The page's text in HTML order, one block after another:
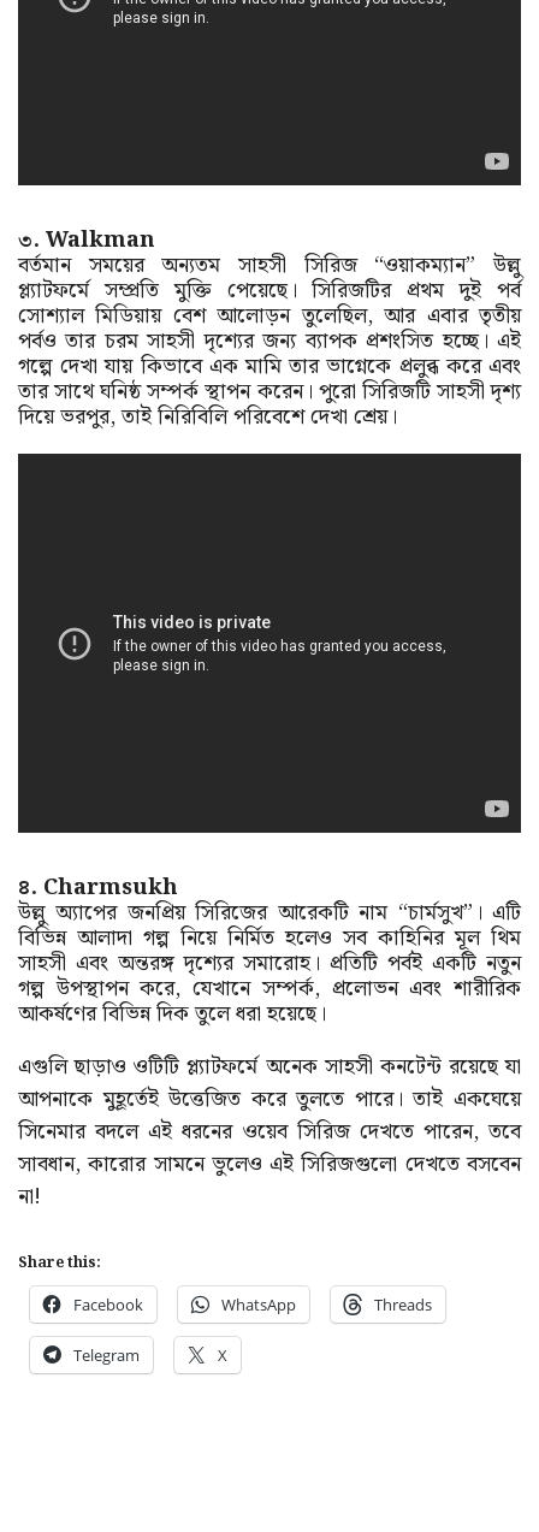
৩. Walkman
বর্তমান সময়ের অন্যতম সাহসী সিরিজ “ওয়াকম্যান” উল্লু
প্ল্যাটফর্মে সম্প্রতি মুক্তি পেয়েছে। সিরিজটির প্রথম দুই পর্ব
সোশ্যাল মিডিয়ায় বেশ আলোড়ন তুলেছিল, আর এবার তৃতীয়
পর্বও তার চরম সাহসী দৃশ্যের জন্য ব্যাপক প্রশংসিত হচ্ছে। এই
গল্পে দেখা যায় কিভাবে এক মামি তার ভাগ্নেকে প্রলুব্ধ করে এবং
তার সাথে ঘনিষ্ঠ সম্পর্ক স্থাপন করেন। পুরো সিরিজটি সাহসী দৃশ্য
দিয়ে ভরপুর, তাই নিরিবিলি পরিবেশে দেখা শ্রেয়।
৪. Charmsukh
উল্লু অ্যাপের জনপ্রিয় সিরিজের আরেকটি নাম “চার্মসুখ”। এটি
বিভিন্ন আলাদা গল্প নিয়ে নির্মিত হলেও সব কাহিনির মূল থিম
সাহসী এবং অন্তরঙ্গ দৃশ্যের সমারোহ। প্রতিটি পর্বই একটি নতুন
গল্প উপস্থাপন করে, যেখানে সম্পর্ক, প্রলোভন এবং শারীরিক
আকর্ষণের বিভিন্ন দিক তুলে ধরা হয়েছে।
এগুলি ছাড়াও ওটিটি প্ল্যাটফর্মে অনেক সাহসী কনটেন্ট রয়েছে যা
আপনাকে মুহূর্তেই উত্তেজিত করে তুলতে পারে। তাই একঘেয়ে
সিনেমার বদলে এই ধরনের ওয়েব সিরিজ দেখতে পারেন, তবে
সাবধান, কারোর সামনে ভুলেও এই সিরিজগুলো দেখতে বসবেন
না!
Share this:
Facebook WhatsApp Threads
Telegram X